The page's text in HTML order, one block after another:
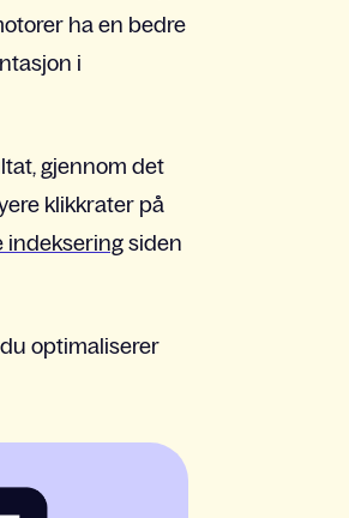
ha en bedre
i
gjennom det
klikkrater på
indekseringsiden
optimaliserer